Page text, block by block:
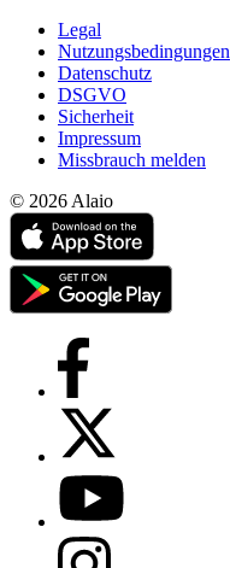
Legal
Nutzungsbedingungen
Datenschutz
DSGVO
Sicherheit
Impressum
Missbrauch melden
© 2026 Alaio